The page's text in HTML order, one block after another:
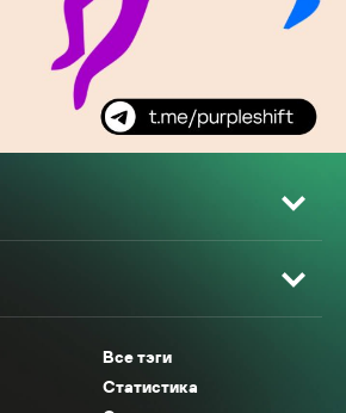
Все тэги
Статистика